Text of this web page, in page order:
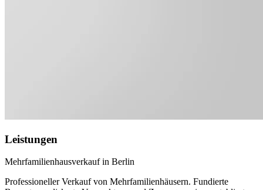
Leistungen
Mehrfamilienhausverkauf in Berlin
Professioneller Verkauf von Mehrfamilienhäusern. Fundierte